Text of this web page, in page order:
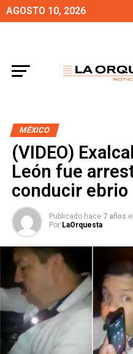
AGOSTO 10, 2026
MÉXICO
(VIDEO)
León fue
conducir ebrio
Publicado hace 7 años el
Por LaOrquesta